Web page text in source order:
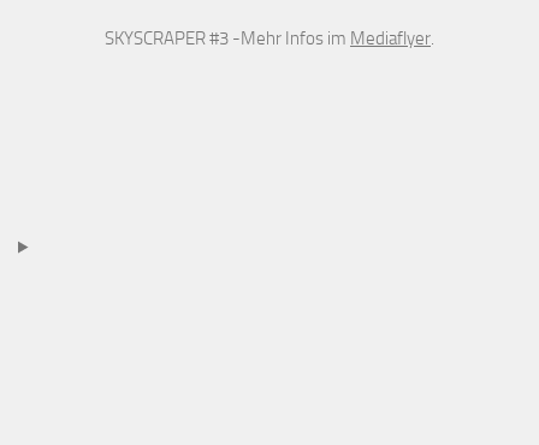
SKYSCRAPER #3 -Mehr Infos im Mediaflyer